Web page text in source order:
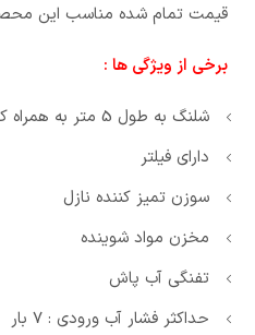
قیمت تمام شده مناسب این
برخی از ویژگی ها :
شلنگ به طول 5 متر به همراه کوپلینگ
دارای فیلتر
سوزن تمیز کننده نازل
مخزن مواد شوینده
تفنگی آب پاش
حداکثر فشار آب ورودی : 7 بار